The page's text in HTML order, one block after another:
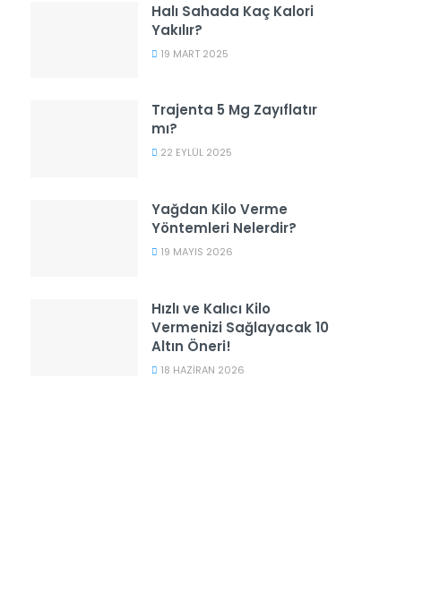
Halı Sahada Kaç Kalori
Yakılır?
19 MART 2025
Trajenta 5 Mg Zayıflatır
mı?
22 EYLÜL 2025
Yağdan Kilo Verme
Yöntemleri Nelerdir?
19 MAYIS 2026
Hızlı ve Kalıcı Kilo
Vermenizi Sağlayacak 10
Altın Öneri!
18 HAZIRAN 2026